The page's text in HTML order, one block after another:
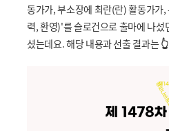
동가가, 부소장에 최란(란) 활동가가
력,환영)'를 슬로건으로 출마에 나섰
셨는데요. 해당 내용과 선출 결과는